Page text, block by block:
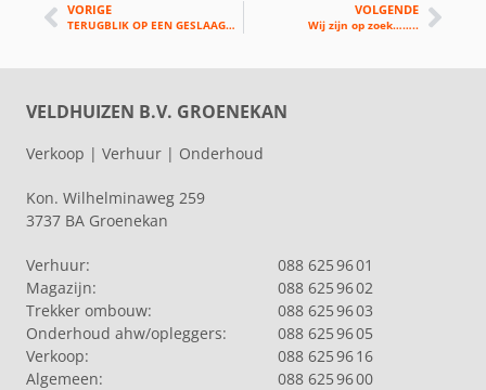
VORIGE
TERUGBLIK OP EEN GESLAAGDE TKD☀
VOLGENDE
Wij zijn op zoek……..
VELDHUIZEN B.V. GROENEKAN
Verkoop | Verhuur | Onderhoud
Kon. Wilhelminaweg 259
3737 BA Groenekan
Verhuur:
088 625 96 01
Magazijn:
088 625 96 02
Trekker ombouw:
088 625 96 03
Onderhoud ahw/opleggers:
088 625 96 05
Verkoop:
088 625 96 16
Algemeen:
088 625 96 00